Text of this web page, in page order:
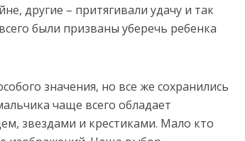
другие – притягивали удачу и так
были призваны уберечь ребенка
значения, но все же сохранились
чаще всего обладает
звездами и крестиками. Мало кто